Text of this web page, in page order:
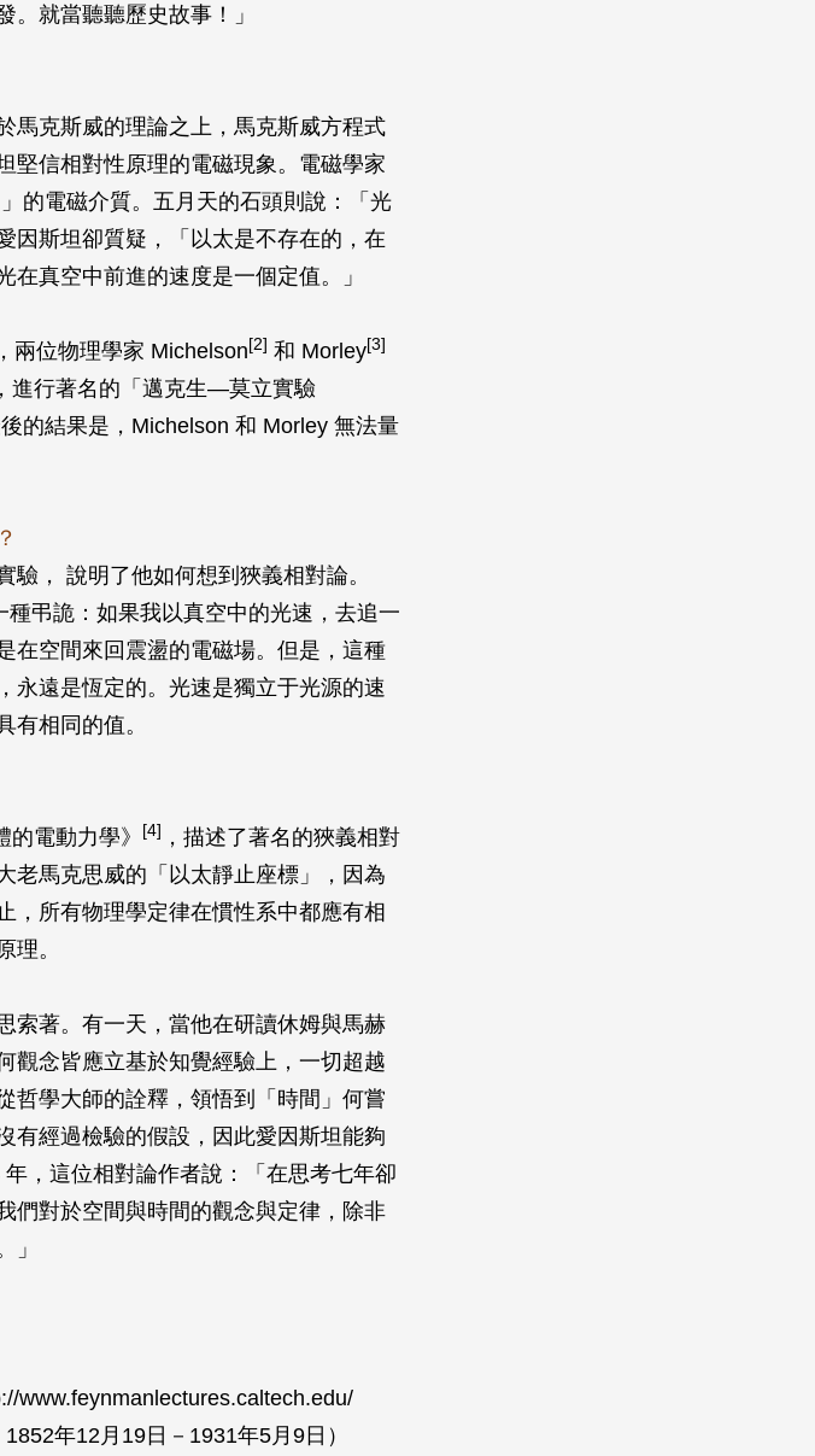
。就當聽聽歷史故事！」
馬克斯威的理論之上，馬克斯威方程式
堅信相對性原理的電磁現象。電磁學家
的電磁介質。五月天的石頭則說：「光
因斯坦卻質疑，「以太是不存在的，在
真空中前進的速度是一個定值。」
兩位物理學家 Michelson[2] 和 Morley[3]
進行著名的「邁克生—莫立實驗
的結果是，Michelson 和 Morley 無法量
， 說明了他如何想到狹義相對論。
種弔詭：如果我以真空中的光速，去追一
在空間來回震盪的電磁場。但是，這種
永遠是恆定的。光速是獨立于光源的速
有相同的值。
電動力學》
[4]
，描述了著名的狹義相對
老馬克思威的「以太靜止座標」，因為
，所有物理學定律在慣性系中都應有相
理。
索著。有一天，當他在研讀休姆與馬赫
觀念皆應立基於知覺經驗上，一切超越
哲學大師的詮釋，領悟到「時間」何嘗
有經過檢驗的假設，因此愛因斯坦能夠
，這位相對論作者說：「在思考七年卻
們對於空間與時間的觀念與定律，除非
」
www.feynmanlectures.caltech.edu/
年12月19日－1931年5月9日）